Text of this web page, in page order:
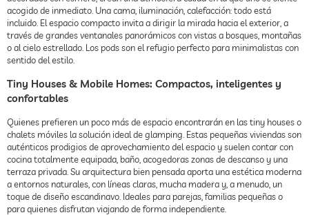
acogido de inmediato. Una cama, iluminación, calefacción: todo está
incluido. El espacio compacto invita a dirigir la mirada hacia el exterior, a
través de grandes ventanales panorámicos con vistas a bosques, montañas
o al cielo estrellado. Los pods son el refugio perfecto para minimalistas con
sentido del estilo.
Tiny Houses & Mobile Homes: Compactos, inteligentes y
confortables
Quienes prefieren un poco más de espacio encontrarán en las tiny houses o
chalets móviles la solución ideal de glamping. Estas pequeñas viviendas son
auténticos prodigios de aprovechamiento del espacio y suelen contar con
cocina totalmente equipada, baño, acogedoras zonas de descanso y una
terraza privada. Su arquitectura bien pensada aporta una estética moderna
a entornos naturales, con líneas claras, mucha madera y, a menudo, un
toque de diseño escandinavo. Ideales para parejas, familias pequeñas o
para quienes disfrutan viajando de forma independiente.